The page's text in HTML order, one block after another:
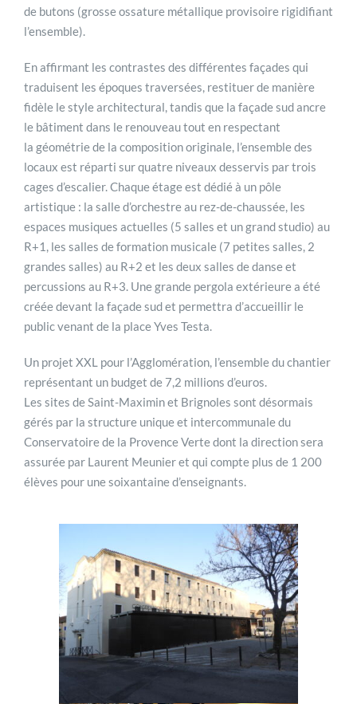
de butons (grosse ossature métallique provisoire rigidifiant
l’ensemble).
En affirmant les contrastes des différentes façades qui
traduisent les époques traversées, restituer de manière
fidèle le style architectural, tandis que la façade sud ancre
le bâtiment dans le renouveau tout en respectant
la géométrie de la composition originale, l’ensemble des
locaux est réparti sur quatre niveaux desservis par trois
cages d’escalier. Chaque étage est dédié à un pôle
artistique : la salle d’orchestre au rez-de-chaussée, les
espaces musiques actuelles (5 salles et un grand studio) au
R+1, les salles de formation musicale (7 petites salles, 2
grandes salles) au R+2 et les deux salles de danse et
percussions au R+3. Une grande pergola extérieure a été
créée devant la façade sud et permettra d’accueillir le
public venant de la place Yves Testa.
Un projet XXL pour l’Agglomération, l’ensemble du chantier
représentant un budget de 7,2 millions d’euros.
Les sites de Saint-Maximin et Brignoles sont désormais
gérés par la structure unique et intercommunale du
Conservatoire de la Provence Verte dont la direction sera
assurée par Laurent Meunier et qui compte plus de 1 200
élèves pour une soixantaine d’enseignants.